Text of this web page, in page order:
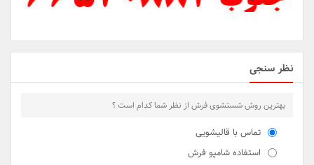
نظر سنجی
بهترین روش شستشوی فرش از نظر شما کدام است ؟
تماس با قالیشویی
استفاده شامپو فرش